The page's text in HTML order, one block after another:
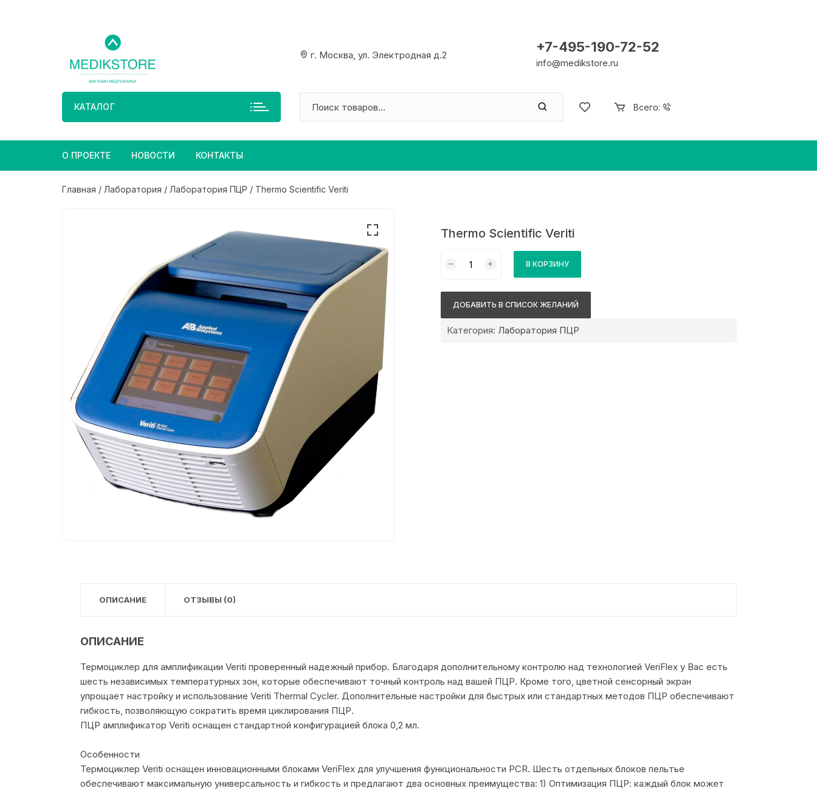
г. Москва, ул. Электродная д.2
+7-495-190-72-52
info@medikstore.ru
КАТАЛОГ Всего:
О ПРОЕКТЕ НОВОСТИ КОНТАКТЫ
Главная / Лаборатория / Лаборатория ПЦР / Thermo Scientific Veriti
Thermo Scientific Veriti
товара
Scientific
В КОРЗИНУ
ДОБАВИТЬ В СПИСОК ЖЕЛАНИЙ
Категория: Лаборатория ПЦР
ОПИСАНИЕ ОТЗЫВЫ (0)
ОПИСАНИЕ
Термоциклер для амплификации Veriti проверенный надежный прибор. Благодаря дополнительному контролю над технологией VeriFlex у Вас есть
шесть независимых температурных зон, которые обеспечивают точный контроль над вашей ПЦР. Кроме того, цветной сенсорный экран
упрощает настройку и использование Veriti Thermal Cycler. Дополнительные настройки для быстрых или стандартных методов ПЦР обеспечивают
гибкость, позволяющую сократить время циклирования ПЦР.
ПЦР амплификатор Veriti оснащен стандартной конфигурацией блока 0,2 мл.
Особенности
Термоциклер Veriti оснащен инновационными блоками VeriFlex для улучшения функциональности PCR. Шесть отдельных блоков пельтье
обеспечивают максимальную универсальность и гибкость и предлагают два основных преимущества: 1) Оптимизация ПЦР: каждый блок может